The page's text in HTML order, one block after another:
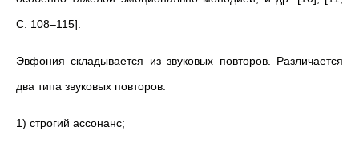
С. 108–115].
Эвфония складывается из звуковых повторов. Различается
два типа звуковых повторов:
1) строгий ассонанс;